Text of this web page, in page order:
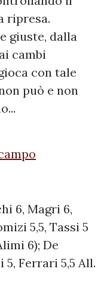
ripresa.
giuste, dalla
cambi
con tale
può e non
6, Magri 6,
5,5, Tassi 5
6); De
5, Ferrari 5,5 All.